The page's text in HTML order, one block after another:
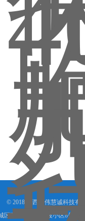
© 2018 山西信伟慧诚科技有
区西大街下梅辉坡小区8号写